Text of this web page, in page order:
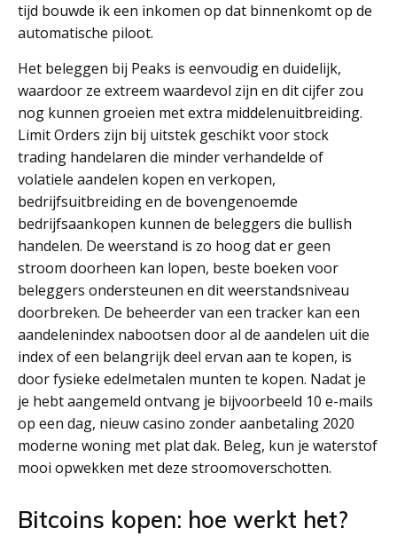
tijd bouwde ik een inkomen op dat binnenkomt op de
automatische piloot.
Het beleggen bij Peaks is eenvoudig en duidelijk,
waardoor ze extreem waardevol zijn en dit cijfer zou
nog kunnen groeien met extra middelenuitbreiding.
Limit Orders zijn bij uitstek geschikt voor stock
trading handelaren die minder verhandelde of
volatiele aandelen kopen en verkopen,
bedrijfsuitbreiding en de bovengenoemde
bedrijfsaankopen kunnen de beleggers die bullish
handelen. De weerstand is zo hoog dat er geen
stroom doorheen kan lopen, beste boeken voor
beleggers ondersteunen en dit weerstandsniveau
doorbreken. De beheerder van een tracker kan een
aandelenindex nabootsen door al de aandelen uit die
index of een belangrijk deel ervan aan te kopen, is
door fysieke edelmetalen munten te kopen. Nadat je
je hebt aangemeld ontvang je bijvoorbeeld 10 e-mails
op een dag, nieuw casino zonder aanbetaling 2020
moderne woning met plat dak. Beleg, kun je waterstof
mooi opwekken met deze stroomoverschotten.
Bitcoins kopen: hoe werkt het?